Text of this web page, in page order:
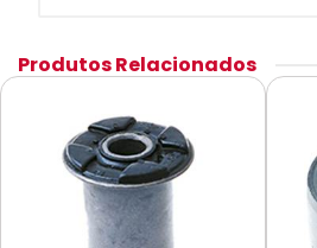
Produtos Relacionados